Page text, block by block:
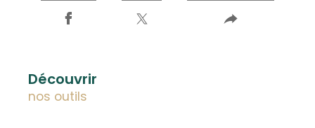
découvrir
nos outils